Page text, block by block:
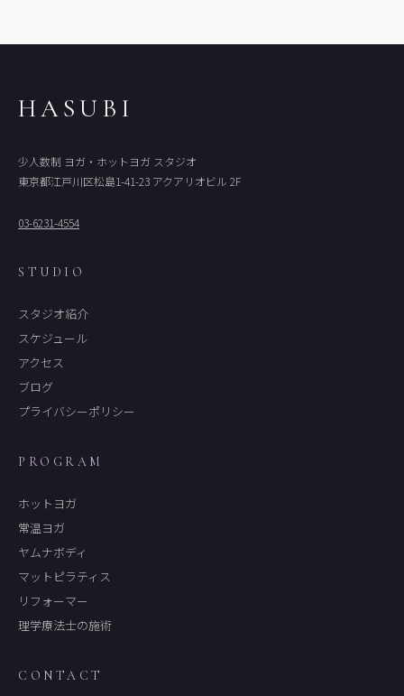
HASUBI
少人数制 ヨガ・ホットヨガ スタジオ
東京都江戸川区松島1-41-23 アクアリオビル 2F
03-6231-4554
STUDIO
スタジオ紹介
スケジュール
アクセス
ブログ
プライバシーポリシー
PROGRAM
ホットヨガ
常温ヨガ
ヤムナボディ
マットピラティス
リフォーマー
理学療法士の施術
CONTACT